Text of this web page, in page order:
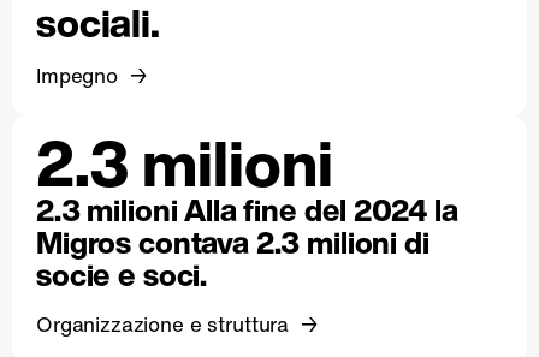
sociali.
Impegno
2.3 milioni
2.3 milioni Alla fine del 2024 la
Migros contava 2.3 milioni di
socie e soci.
Organizzazione e struttura